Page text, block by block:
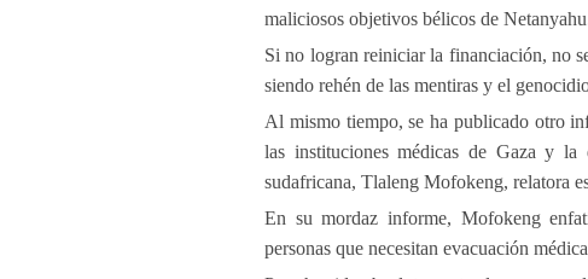
maliciosos objetivos bélicos de
Si no logran reiniciar la financiación, no
siendo rehén de las mentiras y el
Al mismo tiempo, se ha publicado otro
las instituciones médicas de Gaza y la
sudafricana, Tlaleng Mofokeng, relatora
En su mordaz informe, Mofokeng
personas que necesitan evacuación